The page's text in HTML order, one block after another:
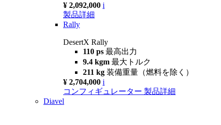
¥ 2,092,000 i
製品詳細
Rally
DesertX Rally
110 ps 最高出力
9.4 kgm 最大トルク
211 kg 装備重量（燃料を除く）
¥ 2,704,000 i
コンフィギュレーター 製品詳細
Diavel